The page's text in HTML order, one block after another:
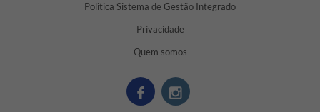
Politica Sistema de Gestão Integrado
Privacidade
Quem somos